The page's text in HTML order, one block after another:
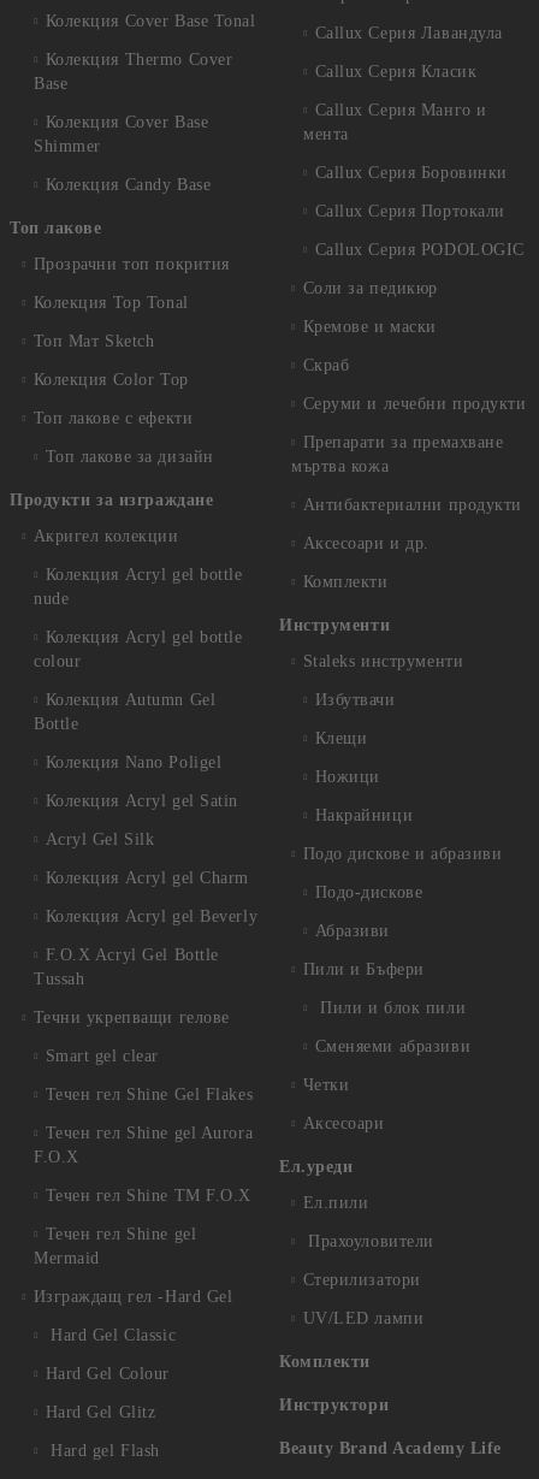
Колекция Cover Base Tonal
Колекция Thermo Cover
Base
Колекция Cover Base
Shimmer
Колекция Candy Base
Топ лакове
Прозрачни топ покрития
Колекция Top Tonal
Топ Мат Sketch
Колекция Color Top
Топ лакове с ефекти
Топ лакове за дизайн
Продукти за изграждане
Акригел колекции
Колекция Acryl gel bottle
nude
Колекция Acryl gel bottle
colour
Колекция Autumn Gel
Bottle
Колекция Nano Poligel
Колекция Acryl gel Satin
Acryl Gel Silk
Колекция Acryl gel Charm
Колекция Acryl gel Beverly
F.O.X Acryl Gel Bottle
Tussah
Течни укрепващи гелове
Smart gel clear
Течен гел Shine Gel Flakes
Течен гел Shine gel Aurora
F.O.X
Течен гел Shine TM F.O.X
Течен гел Shine gel
Mermaid
Изграждащ гел -Hard Gel
Hard Gel Classic
Hard Gel Colour
Hard Gel Glitz
Hard gel Flash
Callux Серия Лавандула
Callux Серия Класик
Callux Серия Манго и
мента
Callux Серия Боровинки
Callux Серия Портокали
Callux Серия PODOLOGIC
Соли за педикюр
Кремове и маски
Скраб
Серуми и лечебни продукти
Препарати за премахване
мъртва кожа
Антибактериални продукти
Аксесоари и др.
Комплекти
Инструменти
Staleks инструменти
Избутвачи
Клещи
Ножици
Накрайници
Подо дискове и абразиви
Подо-дискове
Абразиви
Пили и Бъфери
Пили и блок пили
Сменяеми абразиви
Четки
Аксесоари
Ел.уреди
Ел.пили
Прахоуловители
Стерилизатори
UV/LED лампи
Комплекти
Инструктори
Beauty Brand Academy Life